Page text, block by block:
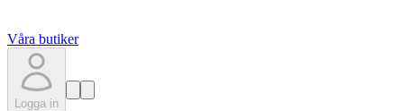
Våra butiker
Logga in